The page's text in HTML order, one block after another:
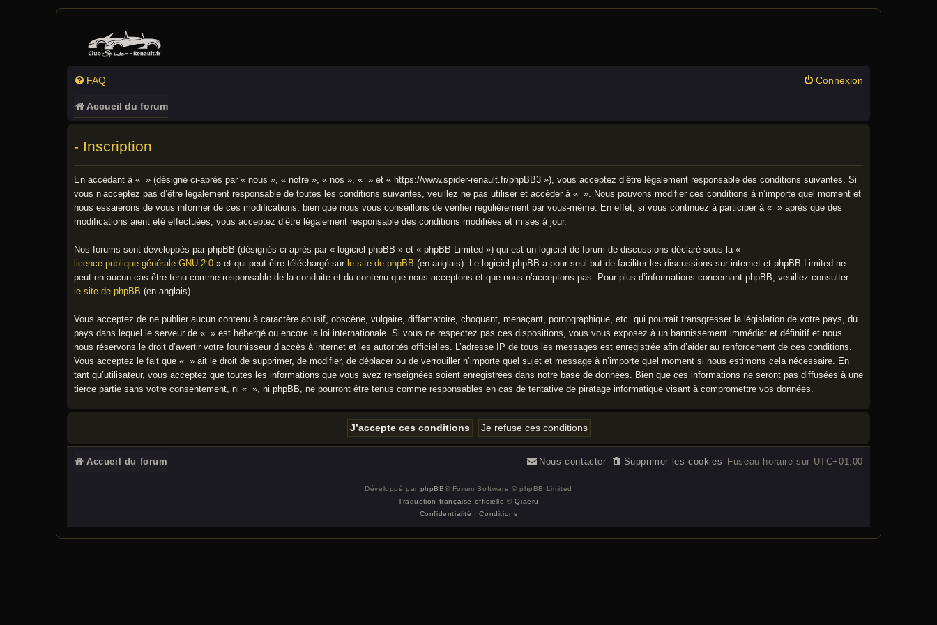
FAQ Connexion
Accueil du forum
- Inscription
En accédant à « » (désigné ci-après par « nous », « notre », « nos », « » et « https://www.spider-renault.fr/phpBB3 »), vous acceptez d’être légalement responsable des conditions suivantes. Si
vous n’acceptez pas d’être légalement responsable de toutes les conditions suivantes, veuillez ne pas utiliser et accéder à « ». Nous pouvons modifier ces conditions à n’importe quel moment et
nous essaierons de vous informer de ces modifications, bien que nous vous conseillons de vérifier régulièrement par vous-même. En effet, si vous continuez à participer à « » après que des
modifications aient été effectuées, vous acceptez d’être légalement responsable des conditions modifiées et mises à jour.
Nos forums sont développés par phpBB (désignés ci-après par « logiciel phpBB » et « phpBB Limited ») qui est un logiciel de forum de discussions déclaré sous la «
licence publique générale GNU 2.0 » et qui peut être téléchargé sur le site de phpBB (en anglais). Le logiciel phpBB a pour seul but de faciliter les discussions sur internet et phpBB Limited ne
peut en aucun cas être tenu comme responsable de la conduite et du contenu que nous acceptons et que nous n’acceptons pas. Pour plus d’informations concernant phpBB, veuillez consulter
le site de phpBB (en anglais).
Vous acceptez de ne publier aucun contenu à caractère abusif, obscène, vulgaire, diffamatoire, choquant, menaçant, pornographique, etc. qui pourrait transgresser la législation de votre pays, du
pays dans lequel le serveur de « » est hébergé ou encore la loi internationale. Si vous ne respectez pas ces dispositions, vous vous exposez à un bannissement immédiat et définitif et nous
nous réservons le droit d’avertir votre fournisseur d’accès à internet et les autorités officielles. L’adresse IP de tous les messages est enregistrée afin d’aider au renforcement de ces conditions.
Vous acceptez le fait que « » ait le droit de supprimer, de modifier, de déplacer ou de verrouiller n’importe quel sujet et message à n’importe quel moment si nous estimons cela nécessaire. En
tant qu’utilisateur, vous acceptez que toutes les informations que vous avez renseignées soient enregistrées dans notre base de données. Bien que ces informations ne seront pas diffusées à une
tierce partie sans votre consentement, ni « », ni phpBB, ne pourront être tenus comme responsables en cas de tentative de piratage informatique visant à compromettre vos données.
Accueil du forum Fuseau horaire sur UTC+01:00
Supprimer les cookies
Nous contacter
Développé par phpBB® Forum Software © phpBB Limited
Traduction française officielle ©Qiaeru
Confidentialité |Conditions